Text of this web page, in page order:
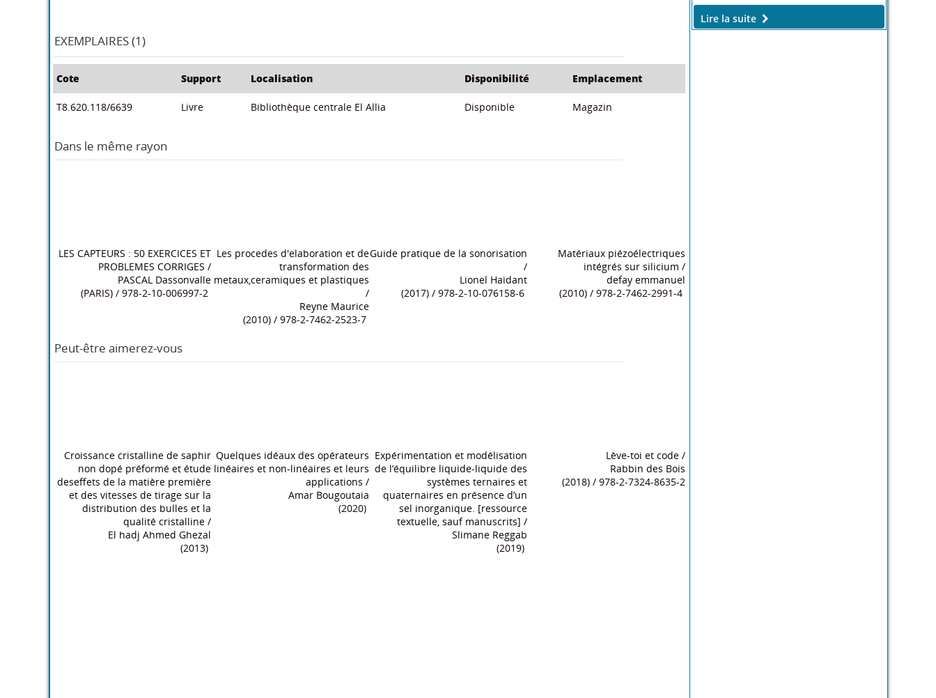
EXEMPLAIRES (1)
Cote Support Localisation Disponibilité Emplacement
T8.620.118/6639 Livre Bibliothèque centrale El Allia Disponible Magazin
Dans le même rayon
LES CAPTEURS : 50 EXERCICES ET
PROBLEMES CORRIGES /
PASCAL Dassonvalle
(PARIS) / 978-2-10-006997-2
Les procedes d'elaboration et de
transformation des
metaux,ceramiques et plastiques
/
Reyne Maurice
(2010) / 978-2-7462-2523-7
Guide pratique de la sonorisation
/
Lionel Haidant
(2017) / 978-2-10-076158-6
Matériaux piézoélectriques
intégrés sur silicium /
defay emmanuel
(2010) / 978-2-7462-2991-4
Peut-être aimerez-vous
Croissance cristalline de saphir
non dopé préformé et étude
deseffets de la matière première
et des vitesses de tirage sur la
distribution des bulles et la
qualité cristalline /
El hadj Ahmed Ghezal
(2013)
Quelques idéaux des opérateurs
linéaires et non-linéaires et leurs
applications /
Amar Bougoutaia
(2020)
Expérimentation et modélisation
de l’équilibre liquide-liquide des
systèmes ternaires et
quaternaires en présence d’un
sel inorganique. [ressource
textuelle, sauf manuscrits] /
Slimane Reggab
(2019)
Lève-toi et code /
Rabbin des Bois
(2018) / 978-2-7324-8635-2
Lire la suite